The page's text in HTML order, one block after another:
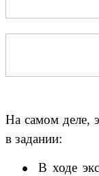
На самом деле,
в задании:
В ходе